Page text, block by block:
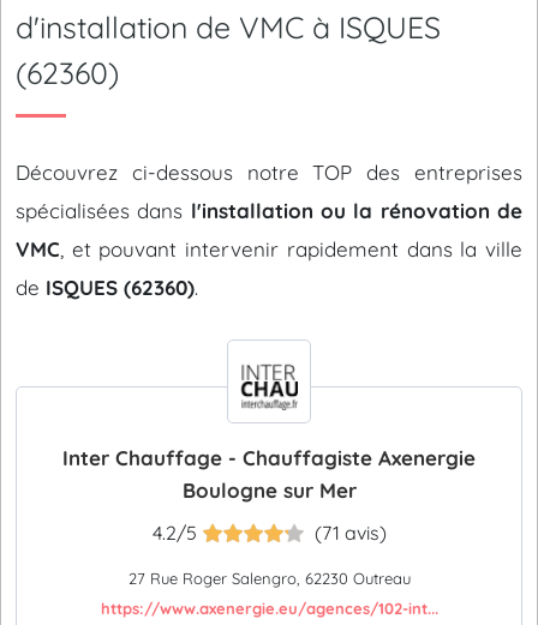
d'installation de VMC à ISQUES
(62360)
Découvrez ci-dessous notre TOP des entreprises
spécialisées dans l'installation ou la rénovation de
VMC , et pouvant intervenir rapidement dans la ville
de ISQUES (62360).
Inter Chauffage - Chauffagiste Axenergie
Boulogne sur Mer
4.2/5 (71 avis)
27 Rue Roger Salengro, 62230 Outreau
https://www.axenergie.eu/agences/102-int...